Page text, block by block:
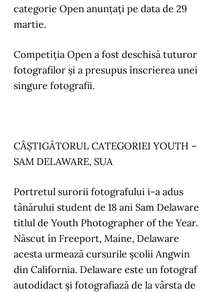
categorie Open anunțați pe data de 29
martie.
Competiția Open a fost deschisă tuturor
fotografilor și a presupus înscrierea unei
singure fotografii.
CÂȘTIGĂTORUL CATEGORIEI YOUTH –
SAM DELAWARE, SUA
Portretul surorii fotografului i-a adus
tânărului student de 18 ani Sam Delaware
titlul de Youth Photographer of the Year.
Născut în Freeport, Maine, Delaware
acesta urmează cursurile școlii Angwin
din California. Delaware este un fotograf
autodidact și fotografiază de la vârsta de